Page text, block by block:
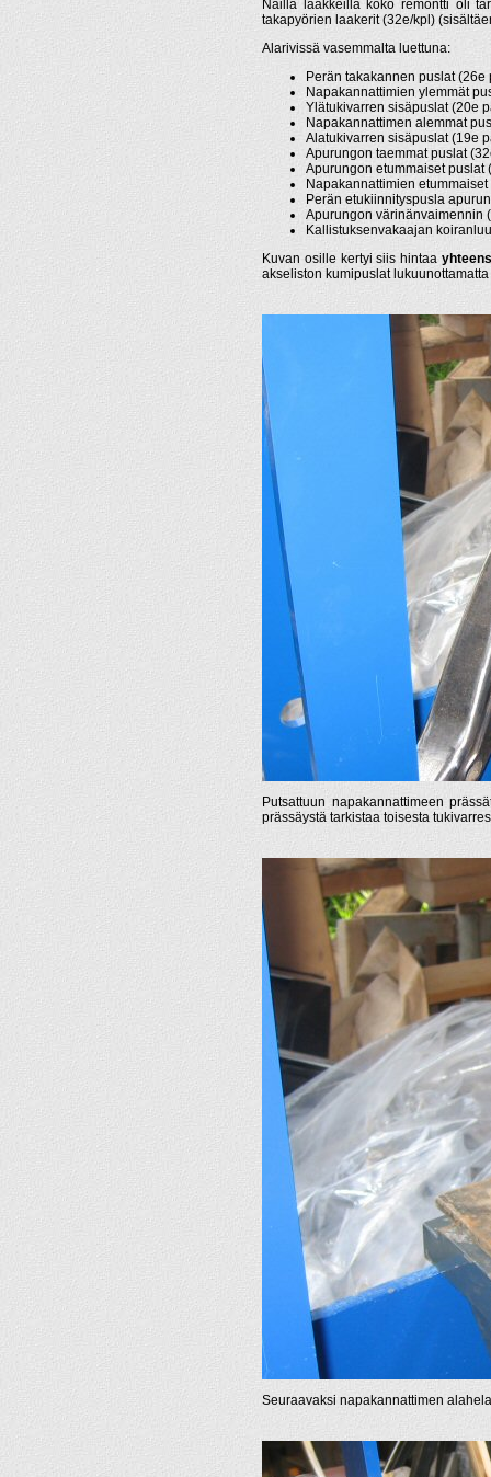
Näillä lääkkeillä koko remontti oli
takapyörien laakerit (32e/kpl)
Alarivissä vasemmalta luettuna:
Perän takakannen puslat (26e
Napakannattimien ylemmät
Ylätukivarren sisäpuslat (20e
Napakannattimen alemmat
Alatukivarren sisäpuslat (19e
Apurungon taemmat puslat
Apurungon etummaiset puslat
Napakannattimien
Perän etukiinnityspusla
Apurungon värinänvaimennin
Kallistuksenvakaajan
Kuvan osille kertyi siis hintaa
akseliston kumipuslat
Putsattuun napakannattimeen
prässäystä tarkistaa toisesta
Seuraavaksi napakannattimen